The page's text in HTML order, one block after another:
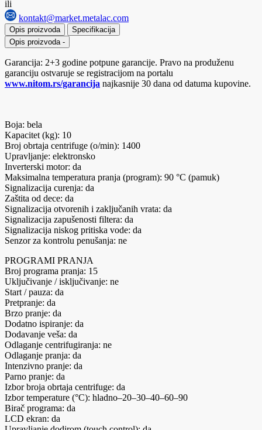
ili
kontakt@market.metalac.com
Opis proizvoda
Specifikacija
Opis proizvoda -
Garancija: 2+3 godine potpune garancije. Pravo na produženu
garanciju ostvaruje se registracijom na portalu
www.nitom.rs/garancija najkasnije 30 dana od datuma kupovine.
Boja: bela
Kapacitet (kg): 10
Broj obrtaja centrifuge (o/min): 1400
Upravljanje: elektronsko
Inverterski motor: da
Maksimalna temperatura pranja (program): 90 °C (pamuk)
Signalizacija curenja: da
Zaštita od dece: da
Signalizacija otvorenih i zaključanih vrata: da
Signalizacija zapušenosti filtera: da
Signalizacija niskog pritiska vode: da
Senzor za kontrolu penušanja: ne
PROGRAMI PRANJA
Broj programa pranja: 15
Uključivanje / isključivanje: ne
Start / pauza: da
Pretpranje: da
Brzo pranje: da
Dodatno ispiranje: da
Dodavanje veša: da
Odlaganje centrifugiranja: ne
Odlaganje pranja: da
Intenzivno pranje: da
Parno pranje: da
Izbor broja obrtaja centrifuge: da
Izbor temperature (°C): hladno–20–30–40–60–90
Birač programa: da
LCD ekran: da